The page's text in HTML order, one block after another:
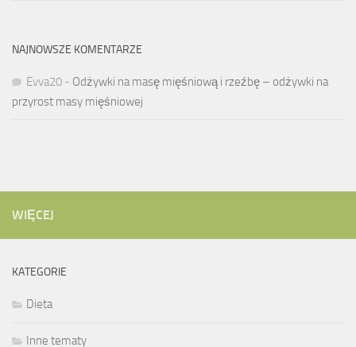
NAJNOWSZE KOMENTARZE
Evva20 - Odżywki na masę mięśniową i rzeźbę – odżywki na
przyrost masy mięśniowej
WIĘCEJ
KATEGORIE
Dieta
Inne tematy